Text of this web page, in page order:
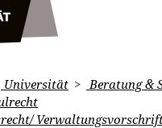
Universität
Beratung &